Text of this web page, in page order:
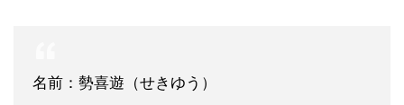
名前：勢喜遊（せきゆう）